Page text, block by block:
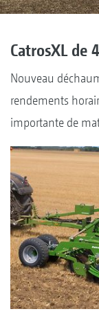
CatrosXL de
Nouveau
rendements
importante de